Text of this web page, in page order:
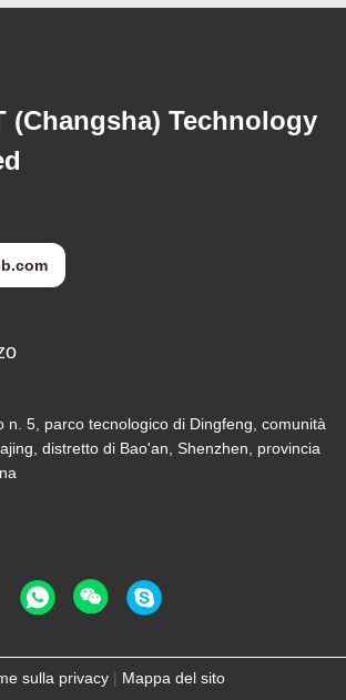
(Changsha) Technology
n. 5, parco tecnologico di Dingfeng, comunità
distretto di Bao'an, Shenzhen, provincia
sulla privacy | Mappa del sito